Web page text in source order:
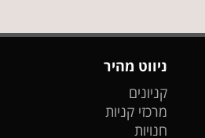
ניווט מהיר
קניונים
מרכזי קניות
חנויות